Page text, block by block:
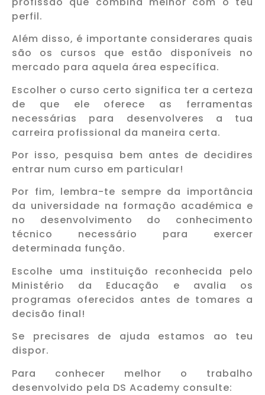
perfil.
Além disso, é importante considerares quais
são os cursos que estão disponíveis no
mercado para aquela área específica.
Escolher o curso certo significa ter a certeza
de que ele oferece as ferramentas
necessárias para desenvolveres a tua
carreira profissional da maneira certa.
Por isso, pesquisa bem antes de decidires
entrar num curso em particular!
Por fim, lembra-te sempre da importância
da universidade na formação académica e
no desenvolvimento do conhecimento
técnico necessário para exercer
determinada função.
Escolhe uma instituição reconhecida pelo
Ministério da Educação e avalia os
programas oferecidos antes de tomares a
decisão final!
Se precisares de ajuda estamos ao teu
dispor.
Para conhecer melhor o trabalho
desenvolvido pela DS Academy consulte: